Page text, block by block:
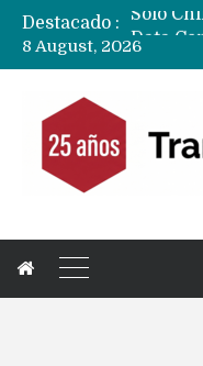
Destacado :
8 August, 2026